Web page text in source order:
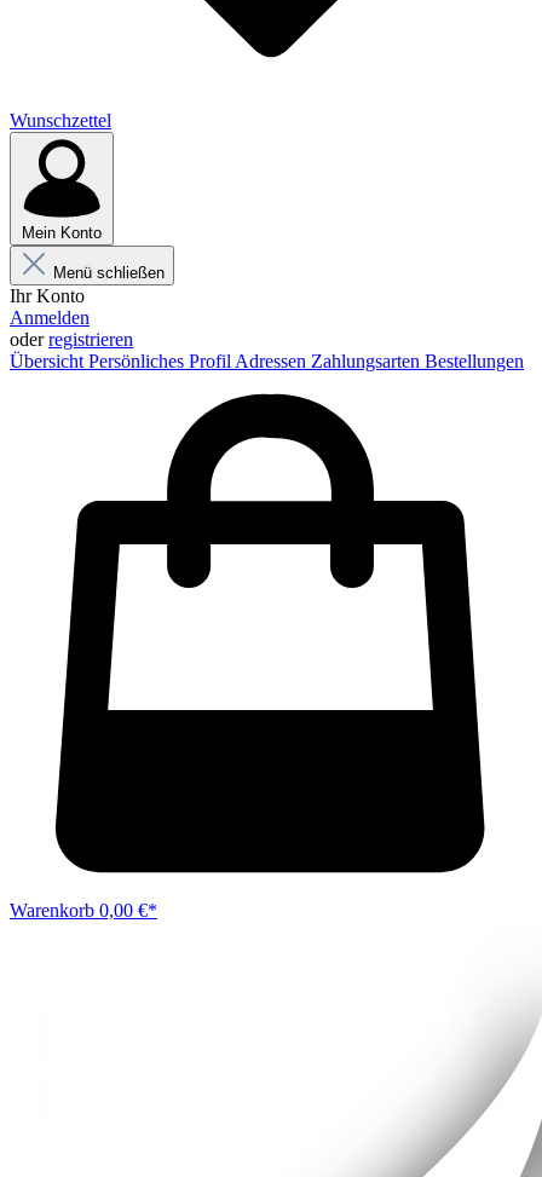
Wunschzettel
Mein Konto
Menü schließen
Ihr Konto
Anmelden
oderregistrieren
Übersicht Persönliches Profil Adressen Zahlungsarten Bestellungen
Warenkorb 0,00 €*